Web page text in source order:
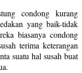
condong kurang
yang baik-tidak
biasanya condong
terima keterangan
suatu hal susah buat